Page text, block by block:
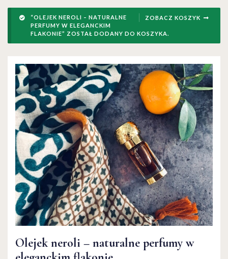
ZOBACZ KOSZYK
“OLEJEK NEROLI – NATURALNE
PERFUMY W ELEGANCKIM
FLAKONIE” ZOSTAŁ DODANY DO KOSZYKA.
Olejek neroli – naturalne perfumy w